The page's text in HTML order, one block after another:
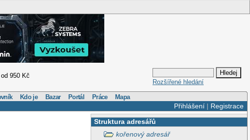
950 Kč
Rozšířené hledání
Kdo je Bazar Portál Práce Mapa
Přihlášení| Registrace
Struktura adresářů
kořenový adresář